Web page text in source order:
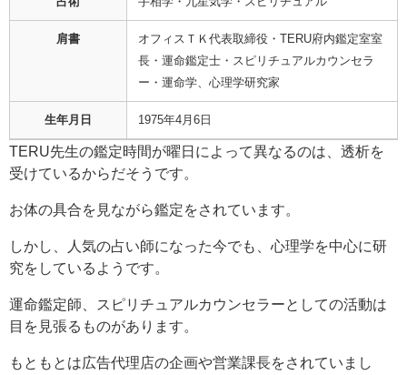
肩書
オフィスＴＫ代表取締役・TERU府内鑑定室室
長・運命鑑定士・スピリチュアルカウンセラ
ー・運命学、心理学研究家
生年月日 1975年4月6日
TERU先生の鑑定時間が曜日によって異なるのは、透析を
受けているからだそうです。
お体の具合を見ながら鑑定をされています。
しかし、人気の占い師になった今でも、心理学を中心に研
究をしているようです。
運命鑑定師、スピリチュアルカウンセラーとしての活動は
目を見張るものがあります。
もともとは広告代理店の企画や営業課長をされていまし